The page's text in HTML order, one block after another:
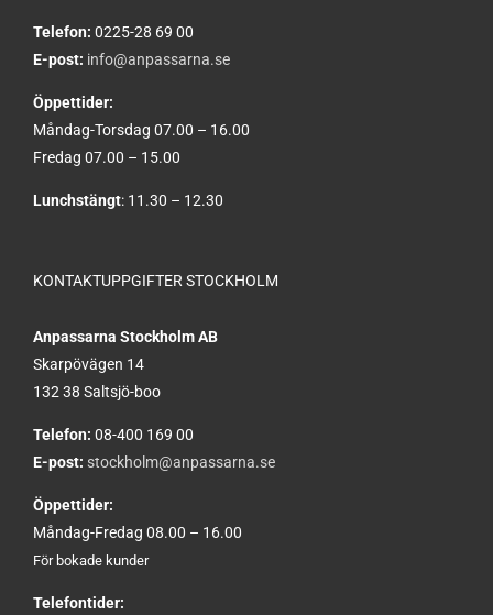
Telefon: 0225-28 69 00
E-post: info@anpassarna.se
Öppettider:
Måndag-Torsdag 07.00 – 16.00
Fredag 07.00 – 15.00
Lunchstängt: 11.30 – 12.30
KONTAKTUPPGIFTER STOCKHOLM
Anpassarna Stockholm AB
Skarpövägen 14
132 38 Saltsjö-boo
Telefon: 08-400 169 00
E-post: stockholm@anpassarna.se
Öppettider:
Måndag-Fredag 08.00 – 16.00
För bokade kunder
Telefontider: